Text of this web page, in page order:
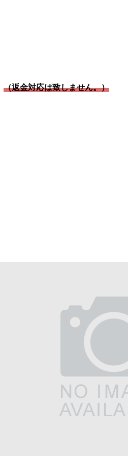
（返金対応は致しません。）